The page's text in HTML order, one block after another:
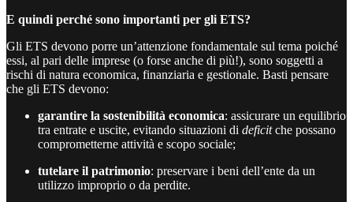
E quindi perché sono importanti per gli ETS?
Gli ETS devono porre un’attenzione fondamentale sul tema poiché
essi, al pari delle imprese (o forse anche di più!), sono soggetti a
rischi di natura economica, finanziaria e gestionale. Basti pensare
che gli ETS devono:
garantire la sostenibilità economica: assicurare un equilibrio
tra entrate e uscite, evitando situazioni di deficitche possano
comprometterne attività e scopo sociale;
tutelare il patrimonio: preservare i beni dell’ente da un
utilizzo improprio o da perdite.